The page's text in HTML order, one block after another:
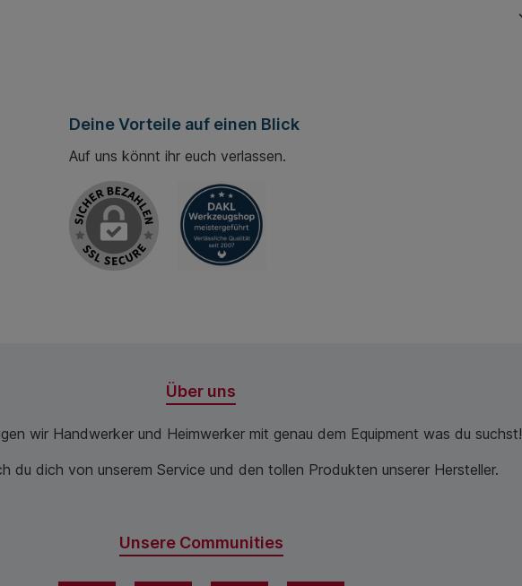
Deine Vorteile auf einen Blick
Auf uns könnt ihr euch verlassen.
Über uns
wir Handwerker und Heimwerker mit genau dem Equipment was du suchst!
du dich von unserem Service und den tollen Produkten unserer Hersteller.
Unsere Communities